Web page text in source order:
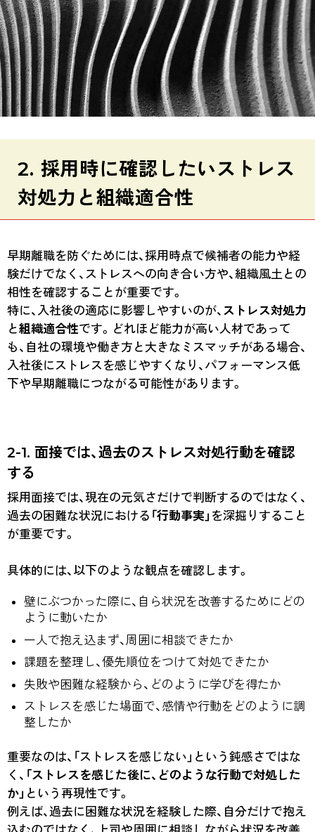
2. 採用時に確認したいストレス
対処力と組織適合性
早期離職を防ぐためには、採用時点で候補者の能力や経
験だけでなく、ストレスへの向き合い方や、組織風土との
相性を確認することが重要です。
特に、入社後の適応に影響しやすいのが、 ストレス対処力
と組織適合性です。どれほど能力が高い人材であって
も、自社の環境や働き方と大きなミスマッチがある場合、
入社後にストレスを感じやすくなり、パフォーマンス低
下や早期離職につながる可能性があります。
2-1. 面接では、過去のストレス対処行動を確認
する
採用面接では、現在の元気さだけで判断するのではなく、
過去の困難な状況における 「行動事実」 を深掘りすること
が重要です。
具体的には、以下のような観点を確認します。
壁にぶつかった際に、自ら状況を改善するためにどの
ように動いたか
一人で抱え込まず、周囲に相談できたか
課題を整理し、優先順位をつけて対処できたか
失敗や困難な経験から、どのように学びを得たか
ストレスを感じた場面で、感情や行動をどのように調
整したか
重要なのは、「ストレスを感じない」という鈍感さではな
く、 「ストレスを感じた後に、どのような行動で対処した
か」 という再現性です。
例えば、過去に困難な状況を経験した際、自分だけで抱え